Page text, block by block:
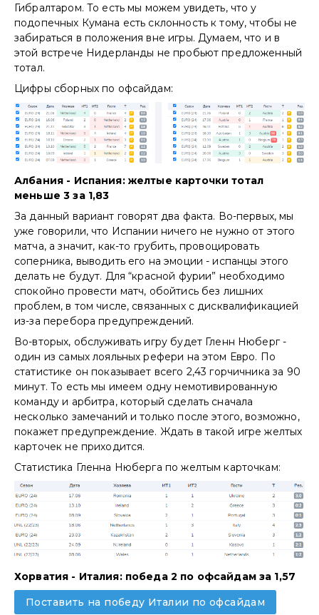
Гибралтаром. То есть мы можем увидеть, что у
подопечных Кумана есть склонность к тому, чтобы не
забираться в положения вне игры. Думаем, что и в
этой встрече Нидерланды не пробьют предложенный
тотал.
Цифры сборных по офсайдам:
Албания - Испания: желтые карточки тотал
меньше 3 за 1,83
За данный вариант говорят два факта. Во-первых, мы
уже говорили, что Испании ничего не нужно от этого
матча, а значит, как-то грубить, провоцировать
соперника, выводить его на эмоции - испанцы этого
делать не будут. Для “красной фурии” необходимо
спокойно провести матч, обойтись без лишних
проблем, в том числе, связанных с дисквалификацией
из-за перебора предупреждений.
Во-вторых, обслуживать игру будет Гленн Нюберг -
один из самых лояльных рефери на этом Евро. По
статистике он показывает всего 2,43 горчичника за 90
минут. То есть мы имеем одну немотивированную
команду и арбитра, который сделать сначала
несколько замечаний и только после этого, возможно,
покажет предупреждение. Ждать в такой игре желтых
карточек не приходится.
Статистика Гленна Нюберга по желтым карточкам:
Хорватия - Италия: победа 2 по офсайдам за 1,57
Поставить на победу Италии по офсайдам